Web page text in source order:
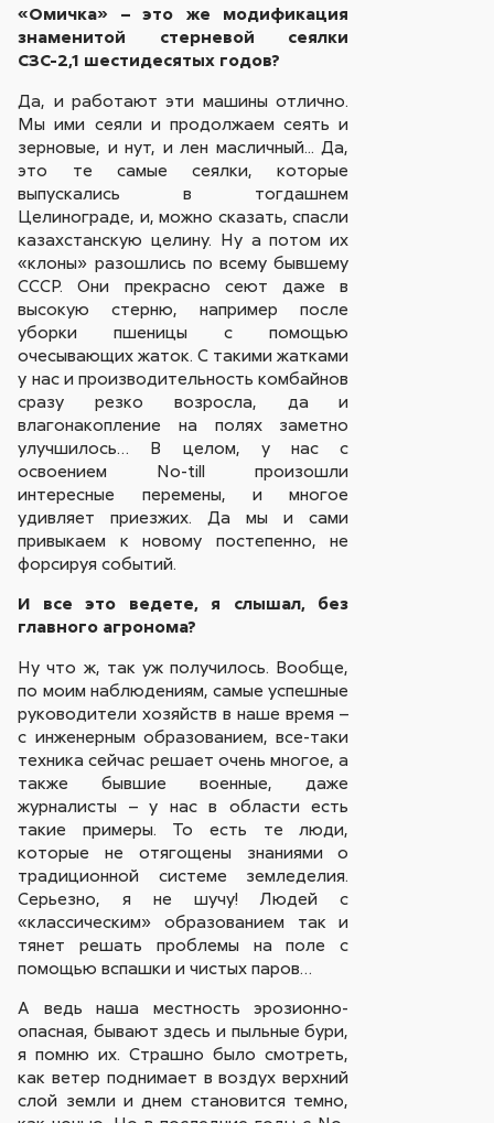
«Омичка» – это же модификация
знаменитой стерневой сеялки
СЗС-2,1 шестидесятых годов?
Да, и работают эти машины отлично.
Мы ими сеяли и продолжаем сеять и
зерновые, и нут, и лен масличный... Да,
это те самые сеялки, которые
выпускались в тогдашнем
Целинограде, и, можно сказать, спасли
казахстанскую целину. Ну а потом их
«клоны» разошлись по всему бывшему
СССР. Они прекрасно сеют даже в
высокую стерню, например после
уборки пшеницы с помощью
очесывающих жаток. С такими жатками
у нас и производительность комбайнов
сразу резко возросла, да и
влагонакопление на полях заметно
улучшилось… В целом, у нас с
освоением No-till произошли
интересные перемены, и многое
удивляет приезжих. Да мы и сами
привыкаем к новому постепенно, не
форсируя событий.
И все это ведете, я слышал, без
главного агронома?
Ну что ж, так уж получилось. Вообще,
по моим наблюдениям, самые успешные
руководители хозяйств в наше время –
с инженерным образованием, все-таки
техника сейчас решает очень многое, а
также бывшие военные, даже
журналисты – у нас в области есть
такие примеры. То есть те люди,
которые не отягощены знаниями о
традиционной системе земледелия.
Серьезно, я не шучу! Людей с
«классическим» образованием так и
тянет решать проблемы на поле с
помощью вспашки и чистых паров…
А ведь наша местность эрозионно-
опасная, бывают здесь и пыльные бури,
я помню их. Страшно было смотреть,
как ветер поднимает в воздух верхний
слой земли и днем становится темно,